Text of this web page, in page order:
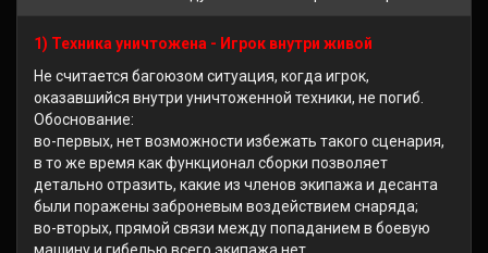
1) Техника уничтожена - Игрок внутри живой
Не считается багоюзом ситуация, когда игрок,
оказавшийся внутри уничтоженной техники, не погиб.
Обоснование:
во-первых, нет возможности избежать такого сценария,
в то же время как функционал сборки позволяет
детально отразить, какие из членов экипажа и десанта
были поражены заброневым воздействием снаряда;
во-вторых, прямой связи между попаданием в боевую